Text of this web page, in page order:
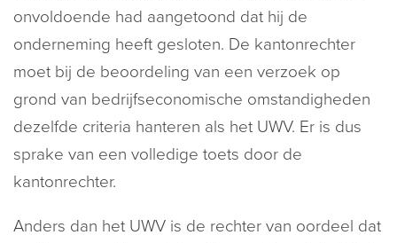
onvoldoende had aangetoond dat hij de
onderneming heeft gesloten. De kantonrechter
moet bij de beoordeling van een verzoek op
grond van bedrijfseconomische omstandigheden
dezelfde criteria hanteren als het UWV. Er is dus
sprake van een volledige toets door de
kantonrechter.
Anders dan het UWV is de rechter van oordeel dat